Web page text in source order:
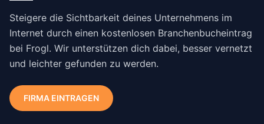
Steigere die Sichtbarkeit deines Unternehmens im
Internet durch einen kostenlosen Branchenbucheintrag
bei Frogl. Wir unterstützen dich dabei, besser vernetzt
und leichter gefunden zu werden.
FIRMA EINTRAGEN